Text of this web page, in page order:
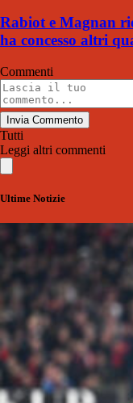
Rabiot e Magnan
ha concesso altri
Commenti
Invia Commento
Tutti
Leggi altri commenti
Ultime Notizie